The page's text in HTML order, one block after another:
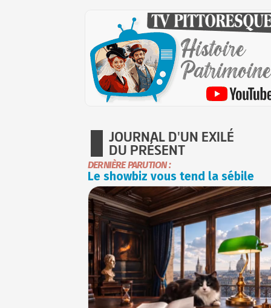
JOURNAL D'UN EXILÉ
DU PRÉSENT
DERNIÈRE PARUTION :
Le showbiz vous tend la sébile